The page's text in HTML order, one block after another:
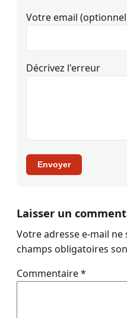
Votre email
Décrivez l'erreur
Envoyer
Laisser un
Votre adresse e-mail ne
champs obligatoires
Commentaire*